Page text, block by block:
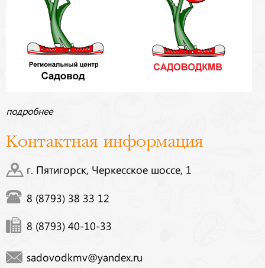
подробнее
Контактная информация
г. Пятигорск, Черкесское шоссе, 1
8 (8793) 38 33 12
8 (8793) 40-10-33
sadovodkmv@yandex.ru